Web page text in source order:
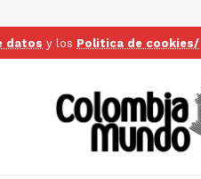
datos y los Politica de cookies/